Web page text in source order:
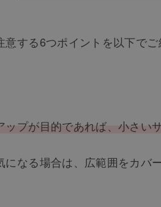
する6つポイントを以下でご
プが目的であれば、小さい
なる場合は、広範囲をカバ